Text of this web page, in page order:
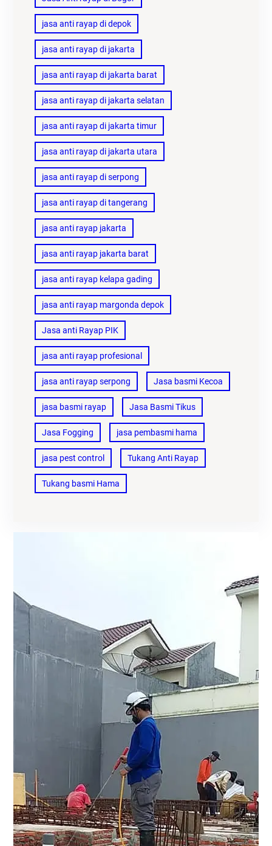
jasa anti rayap di depok
jasa anti rayap di jakarta
jasa anti rayap di jakarta barat
jasa anti rayap di jakarta selatan
jasa anti rayap di jakarta timur
jasa anti rayap di jakarta utara
jasa anti rayap di serpong
jasa anti rayap di tangerang
jasa anti rayap jakarta
jasa anti rayap jakarta barat
jasa anti rayap kelapa gading
jasa anti rayap margonda depok
Jasa anti Rayap PIK
jasa anti rayap profesional
jasa anti rayap serpong Jasa basmi Kecoa
jasa basmi rayap Jasa Basmi Tikus
Jasa Fogging jasa pembasmi hama
jasa pest control Tukang Anti Rayap
Tukang basmi Hama